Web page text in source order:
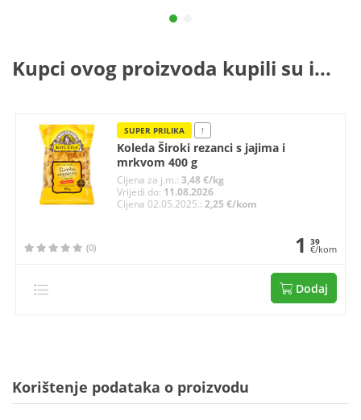
Kupci ovog proizvoda kupili su i...
SUPER PRILIKA !
Koleda Široki rezanci s jajima i
mrkvom 400 g
Cijena za j.m.: 3,48 €/kg
Vrijedi do: 11.08.2026
Cijena 02.05.2025.: 2,25 €/kom
(0) 1 39
€/kom
Dodaj
Korištenje podataka o proizvodu